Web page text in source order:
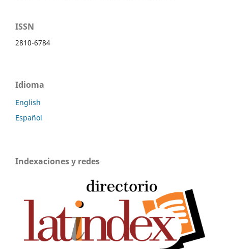
ISSN
2810-6784
Idioma
English
Español
Indexaciones y redes